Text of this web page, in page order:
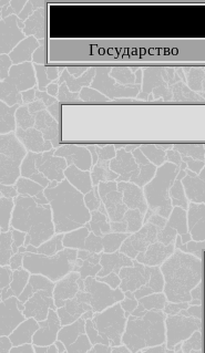
Государство